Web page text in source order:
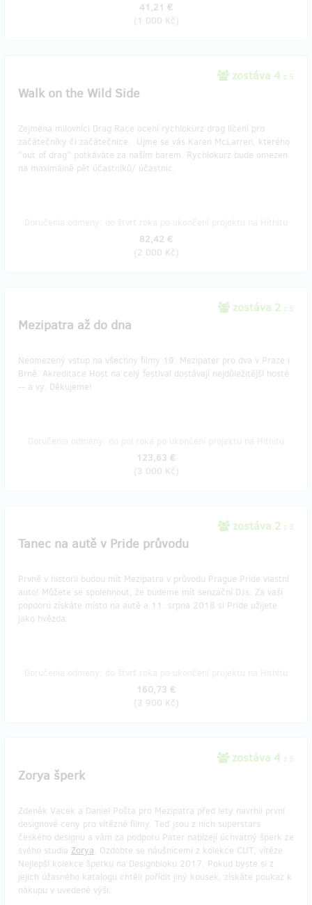
41,21 €
(1 000 Kč)
zostáva 4 z 5
Walk on the Wild Side
Zejména milovníci Drag Race ocení rychlokurz drag líčení pro
začátečníky či začátečnice. Ujme se vás Karen McLarren, kterého
"out of drag" potkáváte za naším barem. Rychlokurz bude omezen
na maximálně pět účastníků/ účastnic.
82,42 €
(2 000 Kč)
zostáva 2 z 5
Mezipatra až do dna
Neomezený vstup na všechny filmy 19. Mezipater pro dva v Praze i
Brně. Akreditace Host na celý festival dostávají nejdůležitější hosté
-- a vy. Děkujeme!
123,63 €
(3 000 Kč)
zostáva 2 z 3
Tanec na autě v Pride průvodu
Prvně v historii budou mít Mezipatra v průvodu Prague Pride vlastní
auto! Můžete se spolehnout, že budeme mít senzační DJs. Za vaši
popdoru získáte místo na autě a 11. srpna 2018 si Pride užijete
jako hvězda.
160,73 €
(3 900 Kč)
zostáva 4 z 5
Zorya šperk
Zdeněk Vacek a Daniel Pošta pro Mezipatra před lety navrhli první
designové ceny pro vítězné filmy. Teď jsou z nich superstars
českého designu a vám za podporu Pater nabízejí úchvatný šperk ze
svého studia Zorya. Ozdobte se náušnicemi z kolekce CUT, vítěze
Nejlepší kolekce šperku na Designbloku 2017. Pokud byste si z
jejich úžasného katalogu chtěli pořídit jiný kousek, získáte poukaz k
nákupu v uvedené výši.